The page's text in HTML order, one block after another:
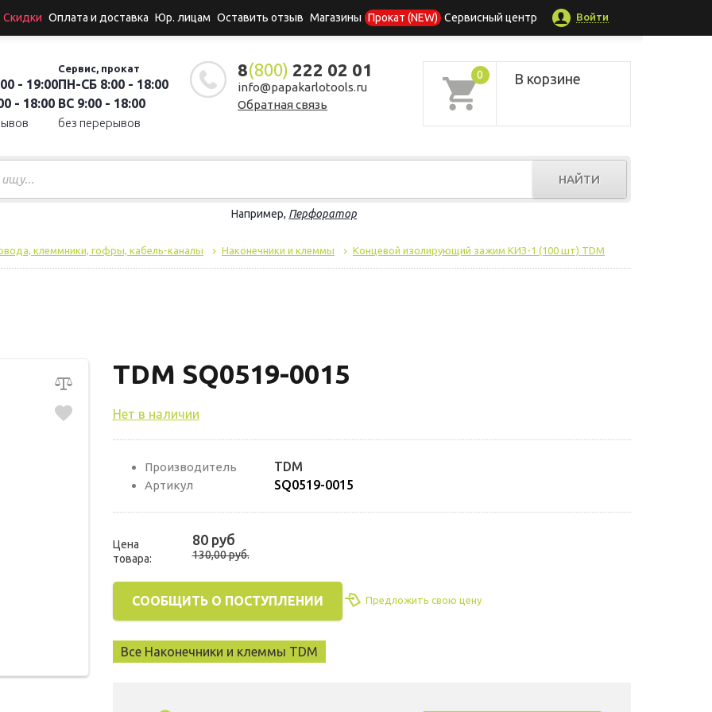
Скидки Оплата и доставка Юр. лицам Оставить отзыв Магазины Прокат (NEW) Сервисный центр Войти
- 19:00
- 18:00
Сервис, прокат
ПН-СБ 8:00 - 18:00
ВС 9:00 - 18:00
без перерывов
8(800) 222 02 01
info@papakarlotools.ru
Обратная связь
0 В корзине
НАЙТИ
Например, Перфоратор
клеммники, гофры, кабель-каналы Наконечники и клеммы Концевой изолирующий зажим КИЗ-1 (100 шт) TDM
TDM SQ0519-0015
Нет в наличии
Производитель TDM
Артикул SQ0519-0015
Цена
товара:
80 руб
130,00 руб.
СООБЩИТЬ О ПОСТУПЛЕНИИ Предложить свою цену
Все Наконечники и клеммы TDM